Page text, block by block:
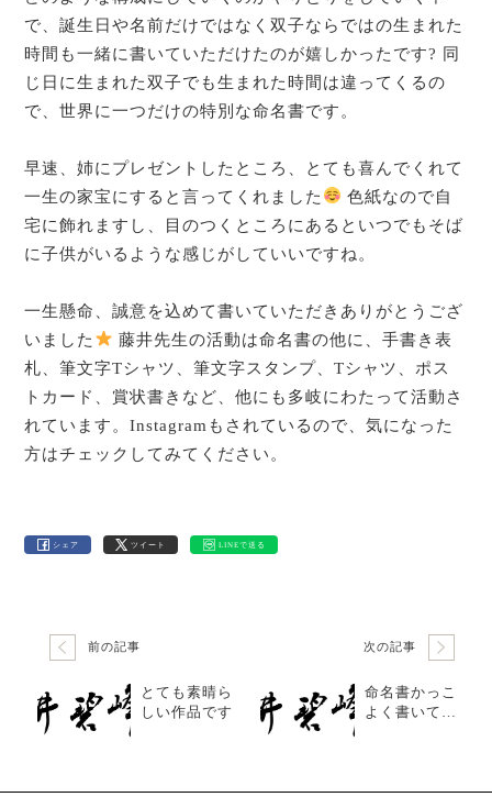
で、誕生日や名前だけではなく双子ならではの生まれた
時間も一緒に書いていただけたのが嬉しかったです? 同
じ日に生まれた双子でも生まれた時間は違ってくるの
で、世界に一つだけの特別な命名書です。
早速、姉にプレゼントしたところ、とても喜んでくれて
一生の家宝にすると言ってくれました
色紙なので自
宅に飾れますし、目のつくところにあるといつでもそば
に子供がいるような感じがしていいですね。
一生懸命、誠意を込めて書いていただきありがとうござ
いました
藤井先生の活動は命名書の他に、手書き表
札、筆文字Tシャツ、筆文字スタンプ、Tシャツ、ポス
トカード、賞状書きなど、他にも多岐にわたって活動さ
れています。Instagramもされているので、気になった
方はチェックしてみてください。
シェア ツイート LINEで送る
前の記事
とても素晴ら
しい作品です
次の記事
命名書かっこ
よく書いても